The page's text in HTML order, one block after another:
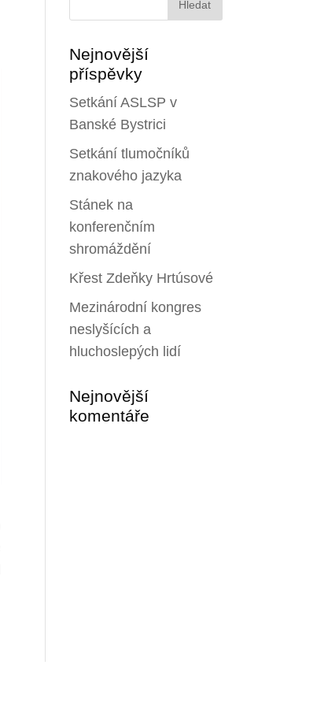
Nejnovější
příspěvky
Setkání ASLSP v
Banské Bystrici
Setkání tlumočníků
znakového jazyka
Stánek na
konferenčním
shromáždění
Křest Zdeňky Hrtúsové
Mezinárodní kongres
neslyšících a
hluchoslepých lidí
Nejnovější
komentáře